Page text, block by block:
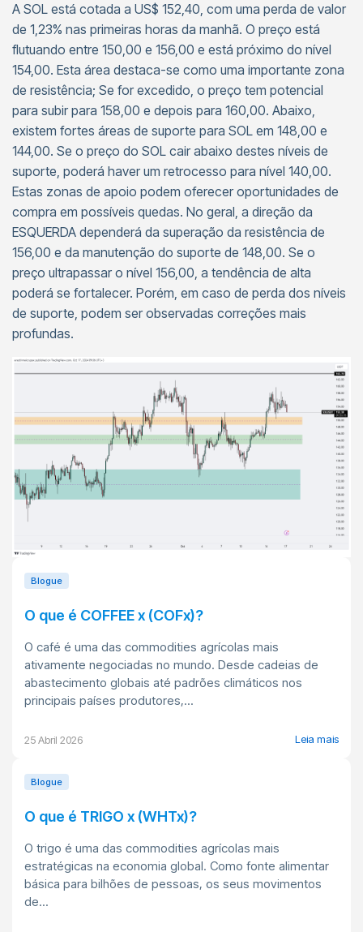
A SOL está cotada a US$ 152,40, com uma perda de valor
de 1,23% nas primeiras horas da manhã. O preço está
flutuando entre 150,00 e 156,00 e está próximo do nível
154,00. Esta área destaca-se como uma importante zona
de resistência; Se for excedido, o preço tem potencial
para subir para 158,00 e depois para 160,00. Abaixo,
existem fortes áreas de suporte para SOL em 148,00 e
144,00. Se o preço do SOL cair abaixo destes níveis de
suporte, poderá haver um retrocesso para nível 140,00.
Estas zonas de apoio podem oferecer oportunidades de
compra em possíveis quedas. No geral, a direção da
ESQUERDA dependerá da superação da resistência de
156,00 e da manutenção do suporte de 148,00. Se o
preço ultrapassar o nível 156,00, a tendência de alta
poderá se fortalecer. Porém, em caso de perda dos níveis
de suporte, podem ser observadas correções mais
profundas.
Blogue
O que é COFFEE x (COFx)?
O café é uma das commodities agrícolas mais
ativamente negociadas no mundo. Desde cadeias de
abastecimento globais até padrões climáticos nos
principais países produtores,...
25 Abril 2026 Leia mais
Blogue
O que é TRIGO x (WHTx)?
O trigo é uma das commodities agrícolas mais
estratégicas na economia global. Como fonte alimentar
básica para bilhões de pessoas, os seus movimentos
de...